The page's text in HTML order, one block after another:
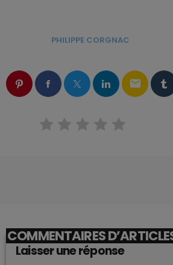
PHILIPPE CORGNAC
email
COMMENTAIRES
Laisser une réponse